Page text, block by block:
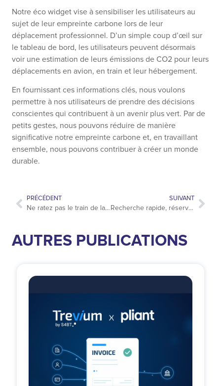
Notre éco widget vise à sensibiliser les utilisateurs au
sujet de leur empreinte carbone lors de leur
déplacement professionnel. D’un simple coup d’œil sur
le tableau de bord, les utilisateurs peuvent désormais
voir une estimation de leurs émissions de CO2 pour leurs
déplacements en avion, en train et leur hébergement.
En fournissant ces informations clés, nous voulons
permettre à nos utilisateurs de prendre des décisions
conscientes qui contribuent à un avenir plus vert. Par de
petits gestes, nous pouvons réduire de manière
significative notre empreinte carbone et, en travaillant
ensemble, nous pouvons contribuer à créer un monde
durable.
PRÉCÉDENT
Ne ratez pas le train de la révolution ferroviaire
SUIVANT
Recherche rapide, réservation multi-voyageurs et recommandation d’hôtels personnalisée
AUTRES PUBLICATIONS